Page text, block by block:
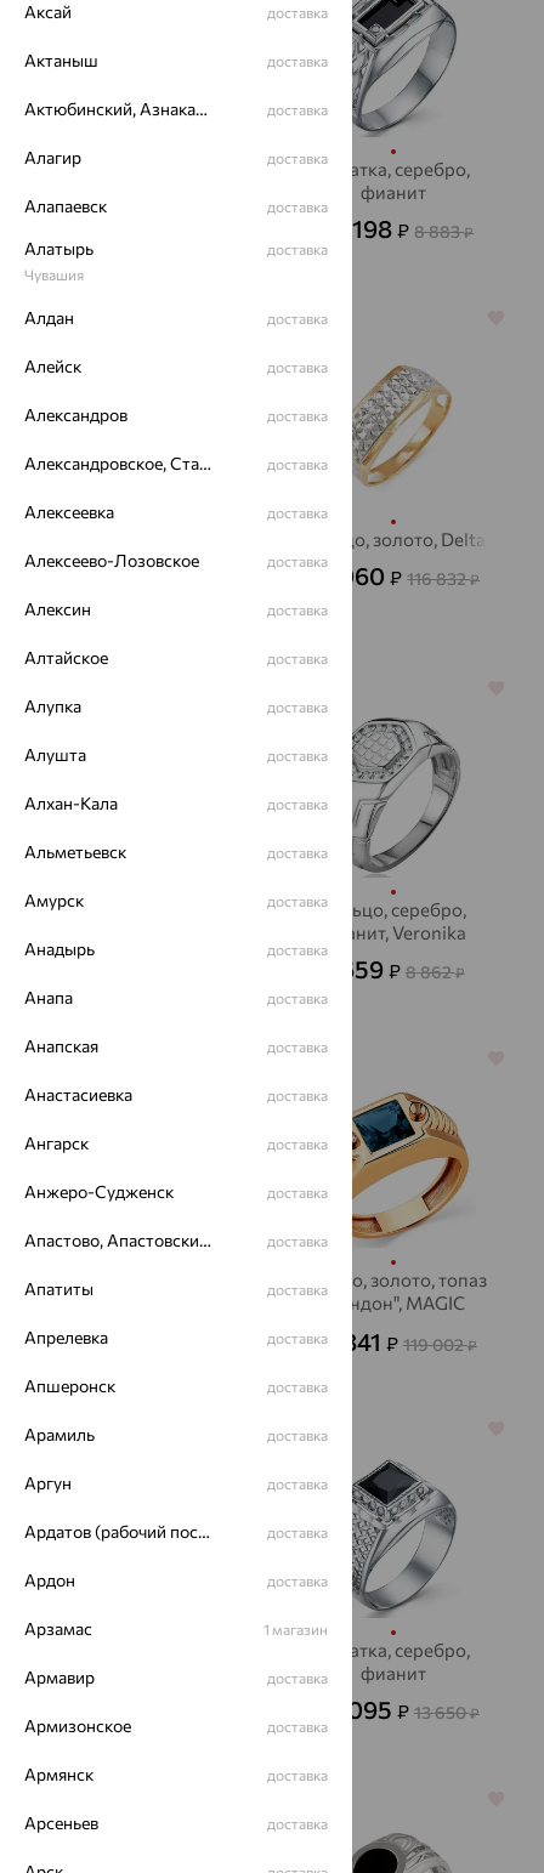
кольцо, золото,
Печатка, серебро,
фианит
3 198₽ 8 883₽
64%
агат/друза агата
64%
Кольцо, золото, Delta
42 060₽ 116 832₽
Кольцо, золото
21 977
Кольцо, серебро,
фианит, Veronika
2 659 ₽ 8 862₽
70%
от 33 494
Кольцо, золото, топаз
"лондон", MAGIC
42 841 ₽ 119 002₽
70%
Печатка, серебро,
фианит
4 095 ₽ 13 650₽
Аксай доставка
Актаныш доставка
Актюбинский, Азнакаевский район доставка
Алагир доставка
Алапаевск доставка
Алатырь
Чувашия
доставка
Алдан доставка
Алейск доставка
Александров доставка
Александровское, Ставропольский край доставка
Алексеевка доставка
Алексеево-Лозовское доставка
Алексин доставка
Алтайское доставка
Алупка доставка
Алушта доставка
Алхан-Кала доставка
Альметьевск доставка
Амурск доставка
Анадырь доставка
Анапа доставка
Анапская доставка
Анастасиевка доставка
Ангарск доставка
Анжеро-Судженск доставка
Апастово, Апастовский район доставка
Апатиты доставка
Апрелевка доставка
Апшеронск доставка
Арамиль доставка
Аргун доставка
Ардатов (рабочий поселок) доставка
Ардон доставка
Арзамас 1 магазин
Армавир доставка
Армизонское доставка
Армянск доставка
Арсеньев доставка